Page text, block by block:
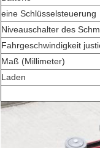
eine Schlüsselsteuerung
Niveauschalter des
Fahrgeschwindigkeit
Maß (Millimeter)
Laden